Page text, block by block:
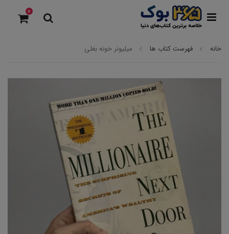
0
خانه فهرست کتاب ها میلیونر خونه بغلی